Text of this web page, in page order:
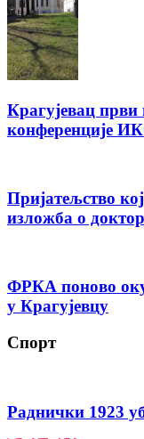
Крагујевац
конференције
Пријатељство
изложба о
ФРКА поново
у Крагујевцу
Спорт
Раднички 1923